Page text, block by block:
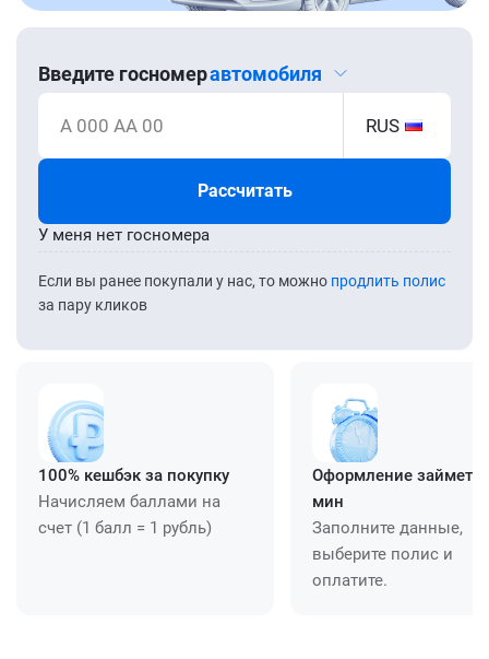
Введите госномеравтомобиля
А 000 АА 00 RUS
Рассчитать
Если вы ранее покупали у нас, то можно продлить полис
за пару кликов
У меня нет госномера
100% кешбэк за покупку
Начисляем баллами на
счет (1 балл = 1 рубль)
Оформление займет
мин
Заполните данные,
выберите полис и
оплатите.